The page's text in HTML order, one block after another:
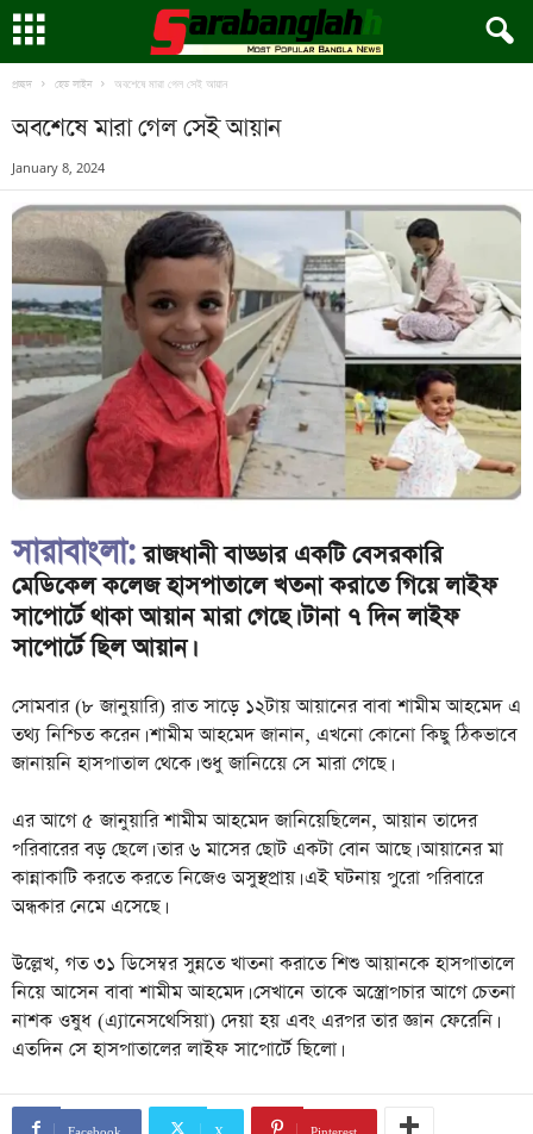
প্রচ্ছদ হেড লাইন অবশেষে মারা গেল সেই আয়ান
অবশেষে মারা গেল সেই আয়ান
January 8, 2024
সারাবাংলা: রাজধানী বাড্ডার একটি বেসরকারি
মেডিকেল কলেজ হাসপাতালে খতনা করাতে গিয়ে লাইফ
সাপোর্টে থাকা আয়ান মারা গেছে। টানা ৭ দিন লাইফ
সাপোর্টে ছিল আয়ান।
সোমবার (৮ জানুয়ারি) রাত সাড়ে ১২টায় আয়ানের বাবা শামীম আহমেদ এ
তথ্য নিশ্চিত করেন। শামীম আহমেদ জানান, এখনো কোনো কিছু ঠিকভাবে
জানায়নি হাসপাতাল থেকে। শুধু জানিয়েে সে মারা গেছে।
এর আগে ৫ জানুয়ারি শামীম আহমেদ জানিয়েছিলেন, আয়ান তাদের
পরিবারের বড় ছেলে। তার ৬ মাসের ছোট একটা বোন আছে। আয়ানের মা
কান্নাকাটি করতে করতে নিজেও অসুস্থপ্রায়। এই ঘটনায় পুরো পরিবারে
অন্ধকার নেমে এসেছে।
উল্লেখ, গত ৩১ ডিসেম্বর সুন্নতে খাতনা করাতে শিশু আয়ানকে হাসপাতালে
নিয়ে আসেন বাবা শামীম আহমেদ। সেখানে তাকে অস্ত্রোপচার আগে চেতনা
নাশক ওষুধ (এ্যানেসথেসিয়া) দেয়া হয় এবং এরপর তার জ্ঞান ফেরেনি।
এতদিন সে হাসপাতালের লাইফ সাপোর্টে ছিলো।